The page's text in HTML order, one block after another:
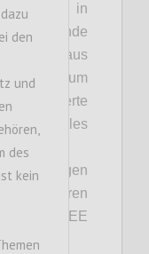
in
Abstände
aus
Zum
basierte
ist alles
IEEE
den
und
des
kein